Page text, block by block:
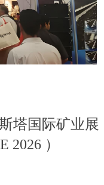
塔国际矿业展
2026 ）